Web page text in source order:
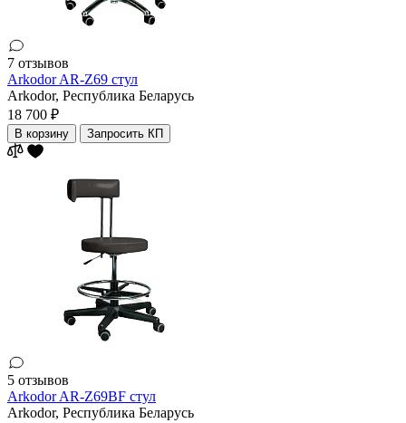
7 отзывов
Arkodor AR-Z69 стул
Arkodor, Республика Беларусь
18 700 ₽
В корзину Запросить КП
5 отзывов
Arkodor AR-Z69BF стул
Arkodor, Республика Беларусь